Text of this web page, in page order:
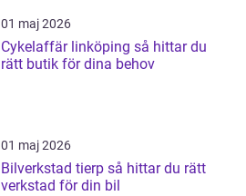
01 maj 2026
Cykelaffär linköping så hittar du
rätt butik för dina behov
01 maj 2026
Bilverkstad tierp så hittar du rätt
verkstad för din bil